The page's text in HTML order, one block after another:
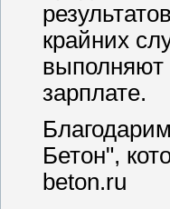
крайних
выполняют
зарплате.
Бетон",
beton.ru